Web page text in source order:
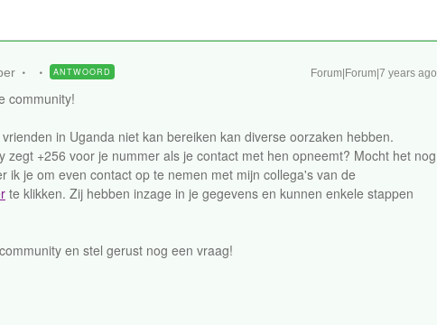
ANTWOORD Forum|Forum|7 years ago
community!
in Uganda niet kan bereiken kan diverse oorzaken hebben.
zegt +256 voor je nummer als je contact met hen opneemt? Mocht het nog
ik je om even contact op te nemen met mijn collega's van de
te klikken. Zij hebben inzage in je gegevens en kunnen enkele stappen
en stel gerust nog een vraag!